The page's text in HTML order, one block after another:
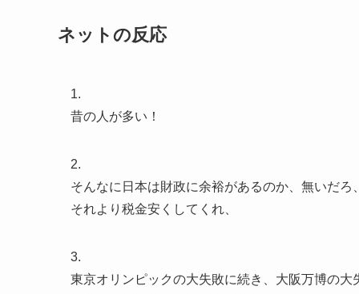
ネットの反応
1.
昔の人が多い！
2.
そんなに日本は財政に余裕があるのか、無いだろ
それより税金安くしてくれ、
3.
東京オリンピックの大失敗に続き、大阪万博の大